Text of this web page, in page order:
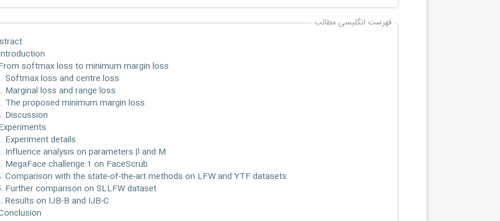
فهرست انگلیسی مطالب
softmax loss to minimum margin loss
Softmax loss and centre loss
Marginal loss and range loss
The proposed minimum margin loss
Discussion
Experiment details
Influence analysis on parameters β and M
MegaFace challenge 1 on FaceScrub
Comparison with the state-of-the-art methods on LFW and YTF datasets
Further comparison on SLLFW dataset
Results on IJB-B and IJB-C